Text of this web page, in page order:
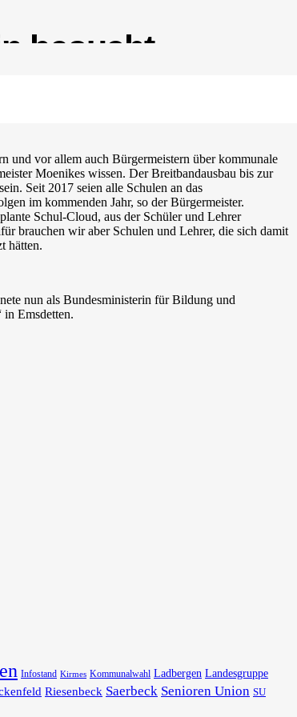
besucht
und vor allem auch Bürgermeistern über kommunale
Moenikes wissen. Der Breitbandausbau bis zur
Seit 2017 seien alle Schulen an das
im kommenden Jahr, so der Bürgermeister.
Schul-Cloud, aus der Schüler und Lehrer
brauchen wir aber Schulen und Lehrer, die sich damit
hätten.
nun als Bundesministerin für Bildung und
Emsdetten.
Infostand Kirmes Kommunalwahl Ladbergen Landesgruppe
Riesenbeck Saerbeck Senioren Union SU